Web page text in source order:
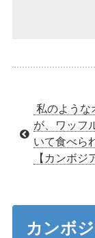
私のような
が、ワッフ
いて食べら
【カンボジ
カンボ